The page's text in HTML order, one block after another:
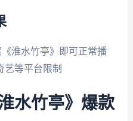
淮水竹亭》即可正常播
艺等平台限制
水竹亭》爆款